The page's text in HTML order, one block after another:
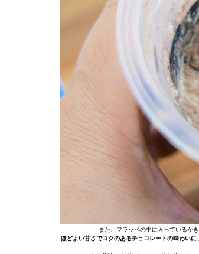
また、フラッペの中に入っているか
ほどよい甘さでコクのあるチョコレートの味わい